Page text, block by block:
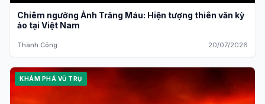
Chiêm ngưỡng Ảnh Trăng Máu: Hiện tượng thiên văn kỳ
ảo tại Việt Nam
Thành Công 20/07/2026
KHÁM PHÁ VŨ TRỤ